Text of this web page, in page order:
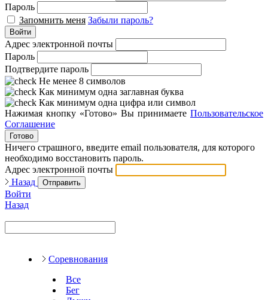
Пароль
Запомнить меня Забыли пароль?
Войти
Адрес электронной почты
Пароль
Подтвердите пароль
Не менее 8 символов
Как минимум одна заглавная буква
Как минимум одна цифра или символ
Нажимая кнопку «Готово» Вы принимаете Пользовательское
Соглашение
Готово
Ничего страшного, введите email пользователя, для которого
необходимо восстановить пароль.
Адрес электронной почты
Назад
Отправить
Войти
Назад
Соревнования
Все
Бег